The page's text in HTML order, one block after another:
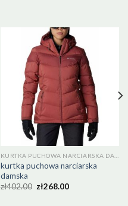
kurtka puchowa narciarska
damska
zł402.00 zł268.00